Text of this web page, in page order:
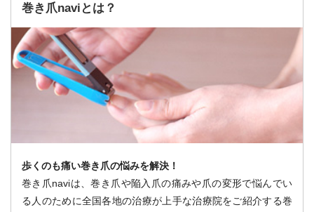
巻き爪naviとは？
歩くのも痛い巻き爪の悩みを解決！
巻き爪naviは、巻き爪や陥入爪の痛みや爪の変形で悩んでい
る人のために全国各地の治療が上手な治療院をご紹介する巻